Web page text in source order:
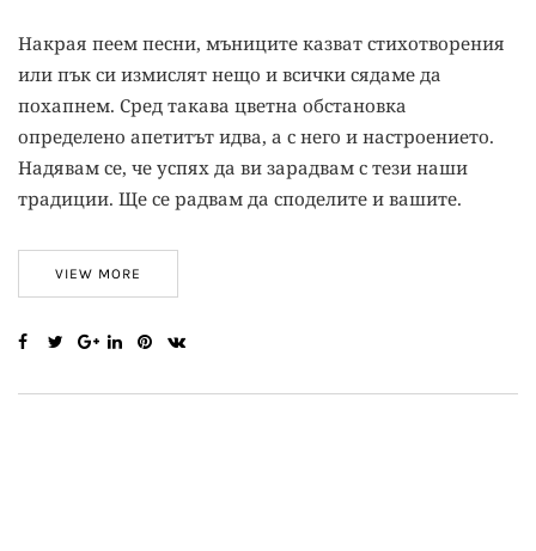
Накрая пеем песни, мъниците казват стихотворения
или пък си измислят нещо и всички сядаме да
похапнем. Сред такава цветна обстановка
определено апетитът идва, а с него и настроението.
Надявам се, че успях да ви зарадвам с тези наши
традиции. Ще се радвам да споделите и вашите.
VIEW MORE